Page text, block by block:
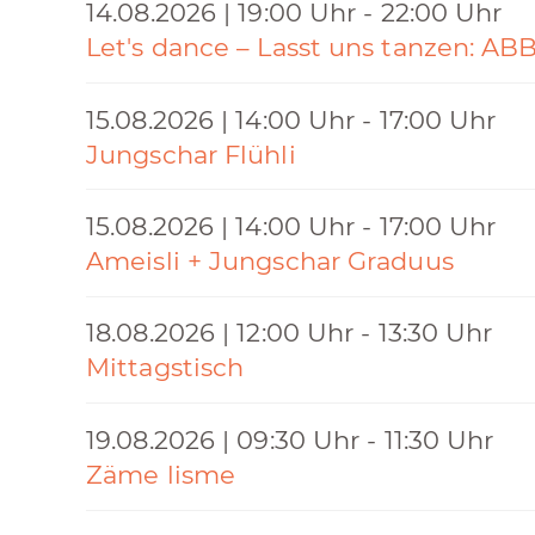
14.08.2026 | 19:00 Uhr - 22:00 Uhr
Let's dance – Lasst uns tanzen:
15.08.2026 | 14:00 Uhr - 17:00 Uhr
Jungschar Flühli
15.08.2026 | 14:00 Uhr - 17:00 Uhr
Ameisli + Jungschar Graduus
18.08.2026 | 12:00 Uhr - 13:30 Uhr
Mittagstisch
19.08.2026 | 09:30 Uhr - 11:30 Uhr
Zäme lisme